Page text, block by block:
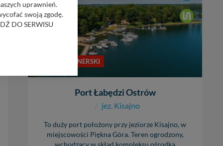
PORT PARTNERSKI
Port Łabędzi Ostrów
/ jez. Kisajno
To duży port położony przy jeziorze Kisajno, w
miejscowości Piękna Góra. Teren ogrodzony,
uprawnień.
swoją zgodę.
DO SERWISU
z formularza
ul. Wiejska 17,
zabronić ich
w odniesieniu do